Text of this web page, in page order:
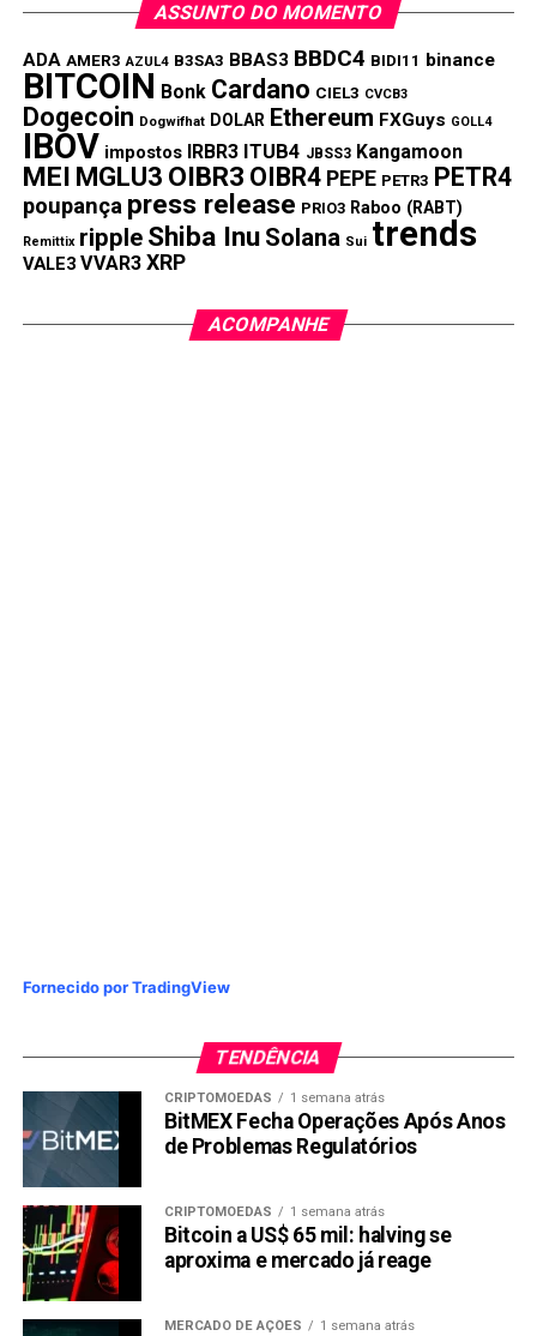
ASSUNTO DO MOMENTO
ADA AMER3 AZUL4 B3SA3 BBAS3 BBDC4 BIDI11 binance
BITCOIN Bonk Cardano CIEL3 CVCB3
Dogecoin Dogwifhat DOLAR Ethereum FXGuys GOLL4
IBOV impostos IRBR3 ITUB4 JBSS3 Kangamoon
MEI MGLU3 OIBR3 OIBR4 PEPE PETR3 PETR4
poupança press release PRIO3 Raboo (RABT)
Remittix ripple Shiba Inu Solana Sui trends
VALE3 VVAR3 XRP
ACOMPANHE
Fornecido por TradingView
TENDÊNCIA
CRIPTOMOEDAS 1 semana atrás
BitMEX Fecha Operações Após Anos
de Problemas Regulatórios
CRIPTOMOEDAS 1 semana atrás
Bitcoin a US$ 65 mil: halving se
aproxima e mercado já reage
MERCADO DE AÇÕES 1 semana atrás